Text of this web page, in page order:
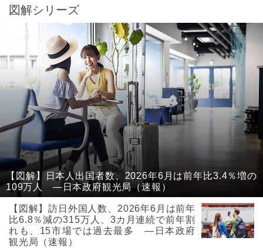
図解シリーズ
【図解】日本人出国者数、2026年6月は前年比3.4％増の
109万人 ―日本政府観光局（速報）
【図解】訪日外国人数、2026年6月は前年
比6.8％減の315万人、3カ月連続で前年割
れも、15市場では過去最多 ―日本政府
観光局（速報）